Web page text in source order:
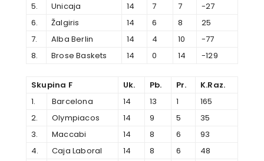
5.
Unicaja 14 7 7
-27
6.
Žalgiris 14 6 8
25
7.
Alba Berlin 14 4 10
-77
8.
Brose Baskets 14 0 14 -129
Skupina F Uk. Pb. Pr.
K.Raz.
1.
Barcelona 14 13 1
165
2.
Olympiacos 14 9 5
35
3.
Maccabi 14 8 6
93
4.
Caja Laboral 14 8 6
48